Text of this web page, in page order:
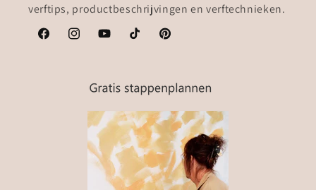
verftips, productbeschrijvingen en verftechnieken.
FacebookInstagramYouTubeTikTok Pinterest